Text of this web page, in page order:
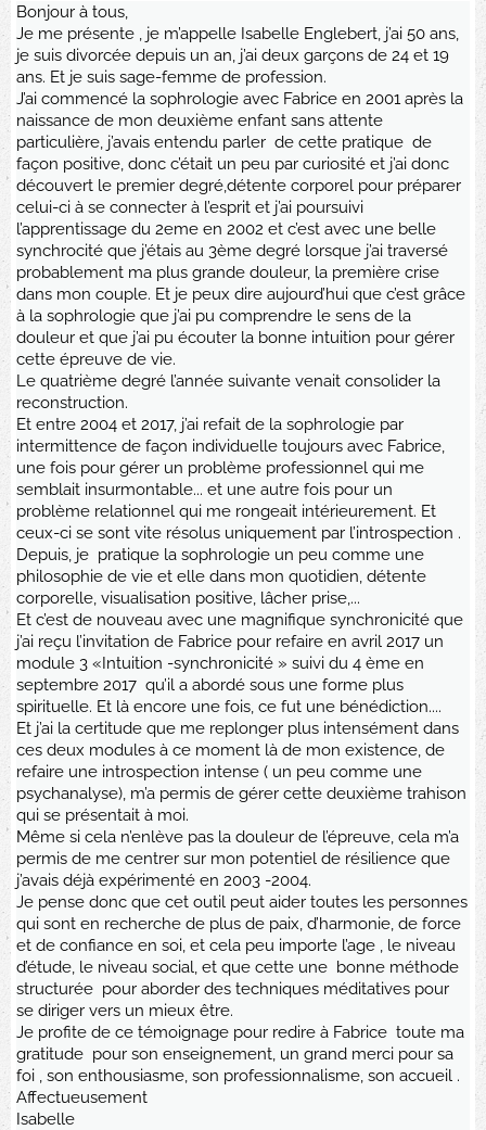
Bonjour à tous,
Je me présente , je m’appelle Isabelle Englebert, j’ai 50 ans,
je suis divorcée depuis un an, j’ai deux garçons de 24 et 19
ans. Et je suis sage-femme de profession.
J’ai commencé la sophrologie avec Fabrice en 2001 après la
naissance de mon deuxième enfant sans attente
particulière, j’avais entendu parler de cette pratique de
façon positive, donc c’était un peu par curiosité et j’ai donc
découvert le premier degré,détente corporel pour préparer
celui-ci à se connecter à l’esprit et j’ai poursuivi
l’apprentissage du 2eme en 2002 et c’est avec une belle
synchrocité que j’étais au 3ème degré lorsque j’ai traversé
probablement ma plus grande douleur, la première crise
dans mon couple. Et je peux dire aujourd’hui que c’est grâce
à la sophrologie que j’ai pu comprendre le sens de la
douleur et que j’ai pu écouter la bonne intuition pour gérer
cette épreuve de vie.
Le quatrième degré l’année suivante venait consolider la
reconstruction.
Et entre 2004 et 2017, j’ai refait de la sophrologie par
intermittence de façon individuelle toujours avec Fabrice,
une fois pour gérer un problème professionnel qui me
semblait insurmontable... et une autre fois pour un
problème relationnel qui me rongeait intérieurement. Et
ceux-ci se sont vite résolus uniquement par l’introspection .
Depuis, je pratique la sophrologie un peu comme une
philosophie de vie et elle dans mon quotidien, détente
corporelle, visualisation positive, lâcher prise,...
Et c’est de nouveau avec une magnifique synchronicité que
j’ai reçu l’invitation de Fabrice pour refaire en avril 2017 un
module 3 «Intuition -synchronicité » suivi du 4 ème en
septembre 2017 qu’il a abordé sous une forme plus
spirituelle. Et là encore une fois, ce fut une bénédiction....
Et j’ai la certitude que me replonger plus intensément dans
ces deux modules à ce moment là de mon existence, de
refaire une introspection intense ( un peu comme une
psychanalyse), m’a permis de gérer cette deuxième trahison
qui se présentait à moi.
Même si cela n’enlève pas la douleur de l’épreuve, cela m’a
permis de me centrer sur mon potentiel de résilience que
j’avais déjà expérimenté en 2003 -2004.
Je pense donc que cet outil peut aider toutes les personnes
qui sont en recherche de plus de paix, d’harmonie, de force
et de confiance en soi, et cela peu importe l’age , le niveau
d’étude, le niveau social, et que cette une bonne méthode
structurée pour aborder des techniques méditatives pour
se diriger vers un mieux être.
Je profite de ce témoignage pour redire à Fabrice toute ma
gratitude pour son enseignement, un grand merci pour sa
foi , son enthousiasme, son professionnalisme, son accueil .
Affectueusement
Isabelle